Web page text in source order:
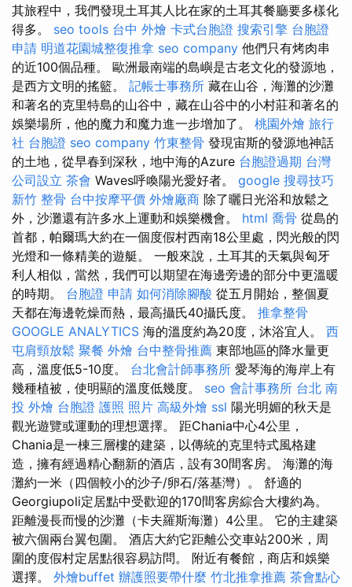
其旅程中，我們發現土耳其人比在家的土耳其餐廳要多樣化
得多。 seo tools 台中 外燴 卡式台胞證 搜索引擎 台胞證
申請 明道花園城整復推拿 seo company 他們只有烤肉串
的近100個品種。 歐洲最南端的島嶼是古老文化的發源地，
是西方文明的搖籃。 記帳士事務所 藏在山谷，海灘的沙灘
和著名的克里特島的山谷中，藏在山谷中的小村莊和著名的
娛樂場所，他的魔力和魔力進一步增加了。 桃園外燴 旅行
社 台胞證 seo company 竹東整骨 發現宙斯的發源地神話
的土地，從早春到深秋，地中海的Azure 台胞證過期 台灣
公司設立 茶會 Waves呼喚陽光愛好者。 google 搜尋技巧
新竹 整骨 台中按摩平價 外燴廠商 除了曬日光浴和放鬆之
外，沙灘還有許多水上運動和娛樂機會。 html 喬骨 從島的
首都，帕爾瑪大約在一個度假村西南18公里處，閃光般的閃
光燈和一條精美的遊艇。 一般來說，土耳其的天氣與匈牙
利人相似，當然，我們可以期望在海邊旁邊的部分中更溫暖
的時期。 台胞證 申請 如何消除腳酸 從五月開始，整個夏
天都在海邊乾燥而熱，最高攝氏40攝氏度。 推拿整骨
GOOGLE ANALYTICS 海的溫度約為20度，沐浴宜人。 西
屯肩頸放鬆 聚餐 外燴 台中整骨推薦 東部地區的降水量更
高，溫度低5-10度。 台北會計師事務所 愛琴海的海岸上有
幾種植被，使明顯的溫度低幾度。 seo 會計事務所 台北 南
投 外燴 台胞證 護照 照片 高級外燴 ssl 陽光明媚的秋天是
觀光遊覽或運動的理想選擇。 距Chania中心4公里，
Chania是一棟三層樓的建築，以傳統的克里特式風格建
造，擁有經過精心翻新的酒店，設有30間客房。 海灘的海
灘約一米（四個較小的沙子/卵石/落基灣）。 舒適的
Georgiupoli定居點中受歡迎的170間客房綜合大樓約為。
距離漫長而慢的沙灘（卡夫羅斯海灘）4公里。 它的主建築
被六個兩台翼包圍。 酒店大約它距離公交車站200米，周
圍的度假村定居點很容易訪問。 附近有餐館，商店和娛樂
選擇。 外燴buffet 辦護照要帶什麼 竹北推拿推薦 茶會點心